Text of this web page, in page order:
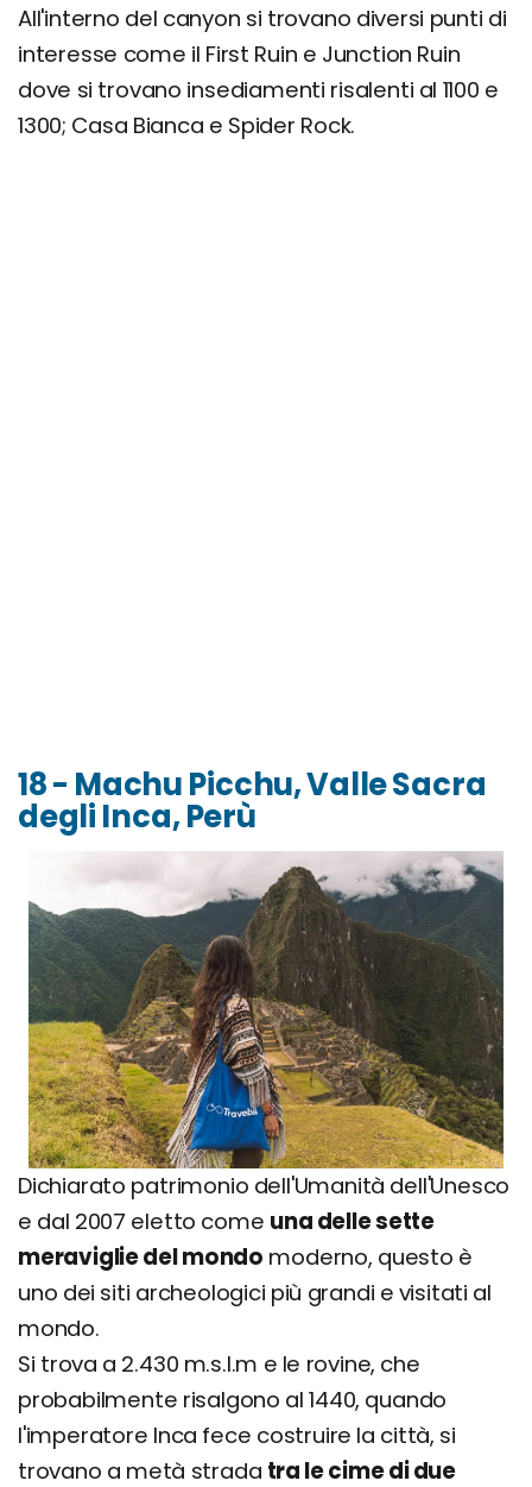
All'interno del canyon si trovano diversi punti di
interesse come il First Ruin e Junction Ruin
dove si trovano insediamenti risalenti al 1100 e
1300; Casa Bianca e Spider Rock.
18 - Machu Picchu, Valle Sacra
degli Inca, Perù
Dichiarato patrimonio dell'Umanità dell'Unesco
e dal 2007 eletto come una delle sette
meraviglie del mondo moderno, questo è
uno dei siti archeologici più grandi e visitati al
mondo.
Si trova a 2.430 m.s.l.m e le rovine, che
probabilmente risalgono al 1440, quando
l'imperatore Inca fece costruire la città, si
trovano a metà strada tra le cime di due